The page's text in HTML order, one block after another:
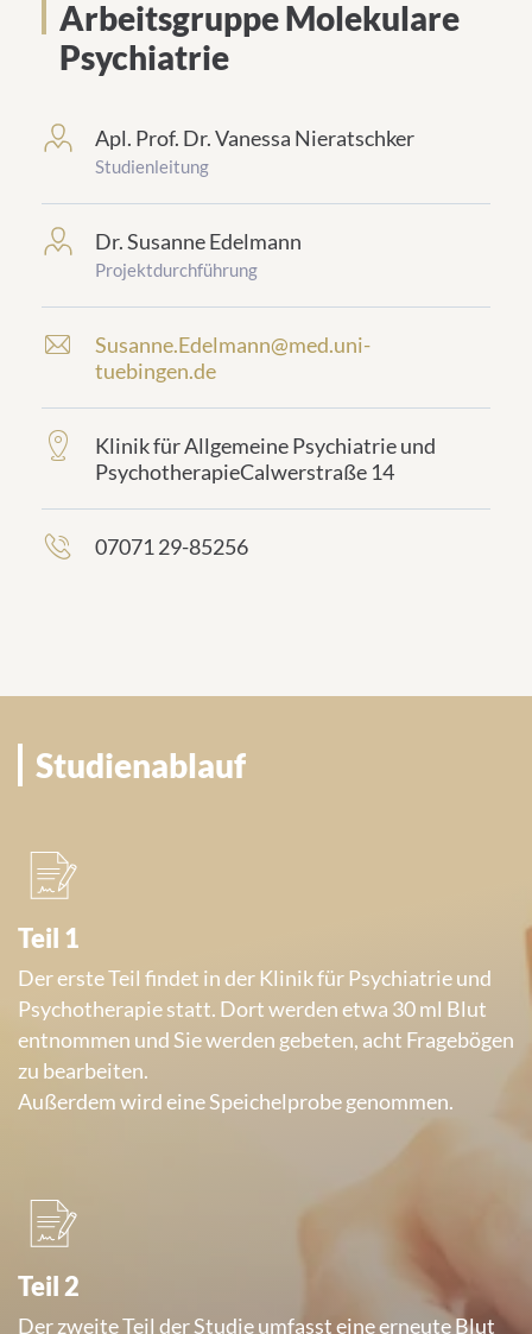
Arbeitsgruppe Molekulare
Psychiatrie
frontend.sr-
only_#
Apl. Prof. Dr. Vanessa Nieratschker
Studienleitung
frontend.sr-
only_#
Dr. Susanne Edelmann
Projektdurchführung
E
-
d
Susanne.Edelmann@med.uni-
tuebingen.de
frontend.sr-
only_#
Klinik für Allgemeine Psychiatrie und
PsychotherapieCalwerstraße 14
frontend.sr-
07071 29-85256
Studienablauf
Teil 1
Der erste Teil findet in der Klinik für Psychiatrie und
Psychotherapie statt. Dort werden etwa 30 ml Blut
entnommen und Sie werden gebeten, acht Fragebögen
zu bearbeiten.
Außerdem wird eine Speichelprobe genommen.
Teil 2
Der zweite Teil der Studie umfasst eine erneute Blut